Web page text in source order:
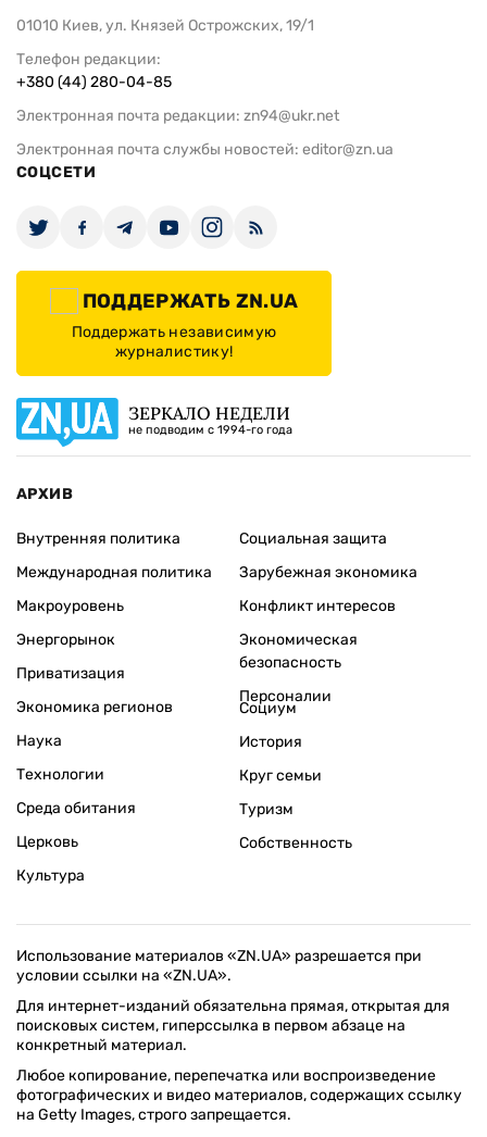
01010 Киев, ул. Князей Острожских, 19/1
Телефон редакции:
+380 (44) 280-04-85
Электронная почта редакции: zn94@ukr.net
Электронная почта службы новостей: editor@zn.ua
СОЦСЕТИ
ПОДДЕРЖАТЬ ZN.UA
Поддержать независимую
журналистику!
ЗЕРКАЛО НЕДЕЛИ
не подводим с 1994-го года
АРХИВ
Внутренняя политика
Международная политика
Макроуровень
Энергорынок
Приватизация
Экономика регионов
Социальная защита
Зарубежная экономика
Конфликт интересов
Экономическая
безопасность
Персоналии
Наука
Технологии
Среда обитания
Церковь
Культура
Социум
История
Круг семьи
Туризм
Собственность
Использование материалов «ZN.UA» разрешается при
условии ссылки на «ZN.UA».
Для интернет-изданий обязательна прямая, открытая для
поисковых систем, гиперссылка в первом абзаце на
конкретный материал.
Любое копирование, перепечатка или воспроизведение
фотографических и видео материалов, содержащих ссылку
на Getty Images, строго запрещается.